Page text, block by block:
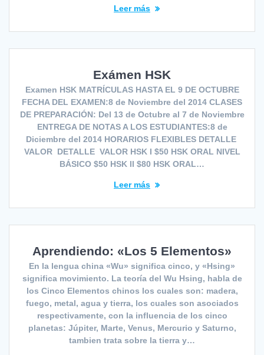
Leer más
Exámen HSK
Examen HSK MATRÍCULAS HASTA EL 9 DE OCTUBRE
FECHA DEL EXAMEN:8 de Noviembre del 2014 CLASES
DE PREPARACIÓN: Del 13 de Octubre al 7 de Noviembre
ENTREGA DE NOTAS A LOS ESTUDIANTES:8 de
Diciembre del 2014 HORARIOS FLEXIBLES DETALLE
VALOR DETALLE VALOR HSK I $50 HSK ORAL NIVEL
BÁSICO $50 HSK II $80 HSK ORAL…
Leer más
Aprendiendo: «Los 5 Elementos»
En la lengua china «Wu» significa cinco, y «Hsing»
significa movimiento. La teoría del Wu Hsing, habla de
los Cinco Elementos chinos los cuales son: madera,
fuego, metal, agua y tierra, los cuales son asociados
respectivamente, con la influencia de los cinco
planetas: Júpiter, Marte, Venus, Mercurio y Saturno,
tambien trata sobre la tierra y…